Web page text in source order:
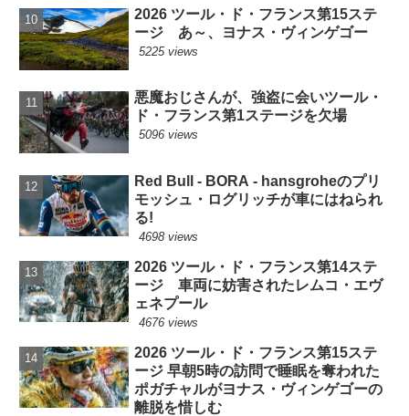
2026 ツール・ド・フランス第15ステ
ージ あ～、ヨナス・ヴィンゲゴー
5225 views
悪魔おじさんが、強盗に会いツール・
ド・フランス第1ステージを欠場
5096 views
Red Bull - BORA - hansgroheのプリ
モッシュ・ログリッチが車にはねられ
る!
4698 views
2026 ツール・ド・フランス第14ステ
ージ 車両に妨害されたレムコ・エヴ
ェネプール
4676 views
2026 ツール・ド・フランス第15ステ
ージ 早朝5時の訪問で睡眠を奪われた
ポガチャルがヨナス・ヴィンゲゴーの
離脱を惜しむ